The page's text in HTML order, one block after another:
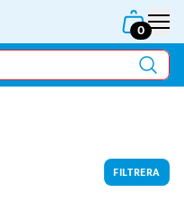
0
FILTRERA